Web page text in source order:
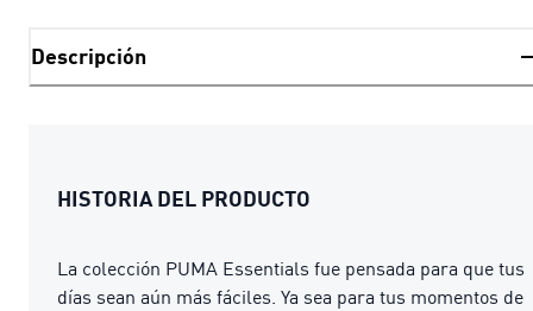
Descripción
HISTORIA DEL PRODUCTO
La colección PUMA Essentials fue pensada para que tus
días sean aún más fáciles. Ya sea para tus momentos de